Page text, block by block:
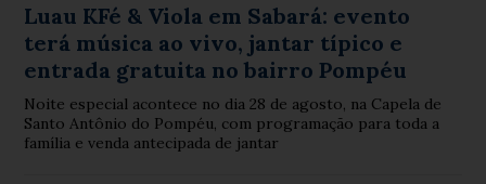
Luau KFé & Viola em Sabará: evento
terá música ao vivo, jantar típico e
entrada gratuita no bairro Pompéu
Noite especial acontece no dia 28 de agosto, na Capela de
Santo Antônio do Pompéu, com programação para toda a
família e venda antecipada de jantar